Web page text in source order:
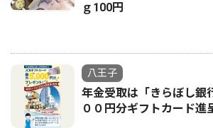
ｇ100円
八王子
年金受取は「きらぼし
００円分ギフトカード進